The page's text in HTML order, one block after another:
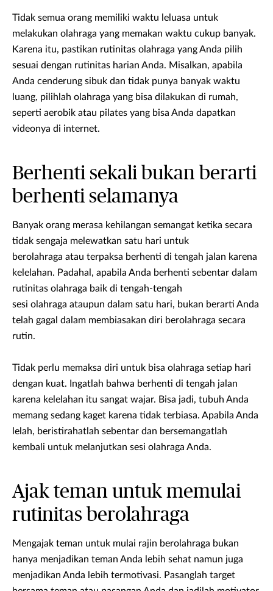
Tidak semua orang memiliki waktu leluasa untuk
melakukan olahraga yang memakan waktu cukup banyak.
Karena itu, pastikan rutinitas olahraga yang Anda pilih
sesuai dengan rutinitas harian Anda. Misalkan, apabila
Anda cenderung sibuk dan tidak punya banyak waktu
luang, pilihlah olahraga yang bisa dilakukan di rumah,
seperti aerobik atau pilates yang bisa Anda dapatkan
videonya di internet.
Berhenti sekali bukan berarti
berhenti selamanya
Banyak orang merasa kehilangan semangat ketika secara
tidak sengaja melewatkan satu hari untuk
berolahraga atau terpaksa berhenti di tengah jalan karena
kelelahan. Padahal, apabila Anda berhenti sebentar dalam
rutinitas olahraga baik di tengah-tengah
sesi olahraga ataupun dalam satu hari, bukan berarti Anda
telah gagal dalam membiasakan diri berolahraga secara
rutin.
Tidak perlu memaksa diri untuk bisa olahraga setiap hari
dengan kuat. Ingatlah bahwa berhenti di tengah jalan
karena kelelahan itu sangat wajar. Bisa jadi, tubuh Anda
memang sedang kaget karena tidak terbiasa. Apabila Anda
lelah, beristirahatlah sebentar dan bersemangatlah
kembali untuk melanjutkan sesi olahraga Anda.
Ajak teman untuk memulai
rutinitas berolahraga
Mengajak teman untuk mulai rajin berolahraga bukan
hanya menjadikan teman Anda lebih sehat namun juga
menjadikan Anda lebih termotivasi. Pasanglah target